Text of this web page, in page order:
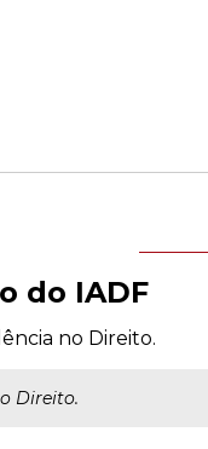
do IADF
no Direito.
Direito.